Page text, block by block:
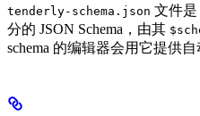
tenderly-schema.json 文件是
分的 JSON Schema，由其
schema 的编辑器会用它提供自